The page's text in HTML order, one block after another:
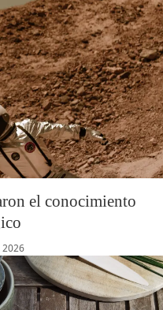
el conocimiento
2026